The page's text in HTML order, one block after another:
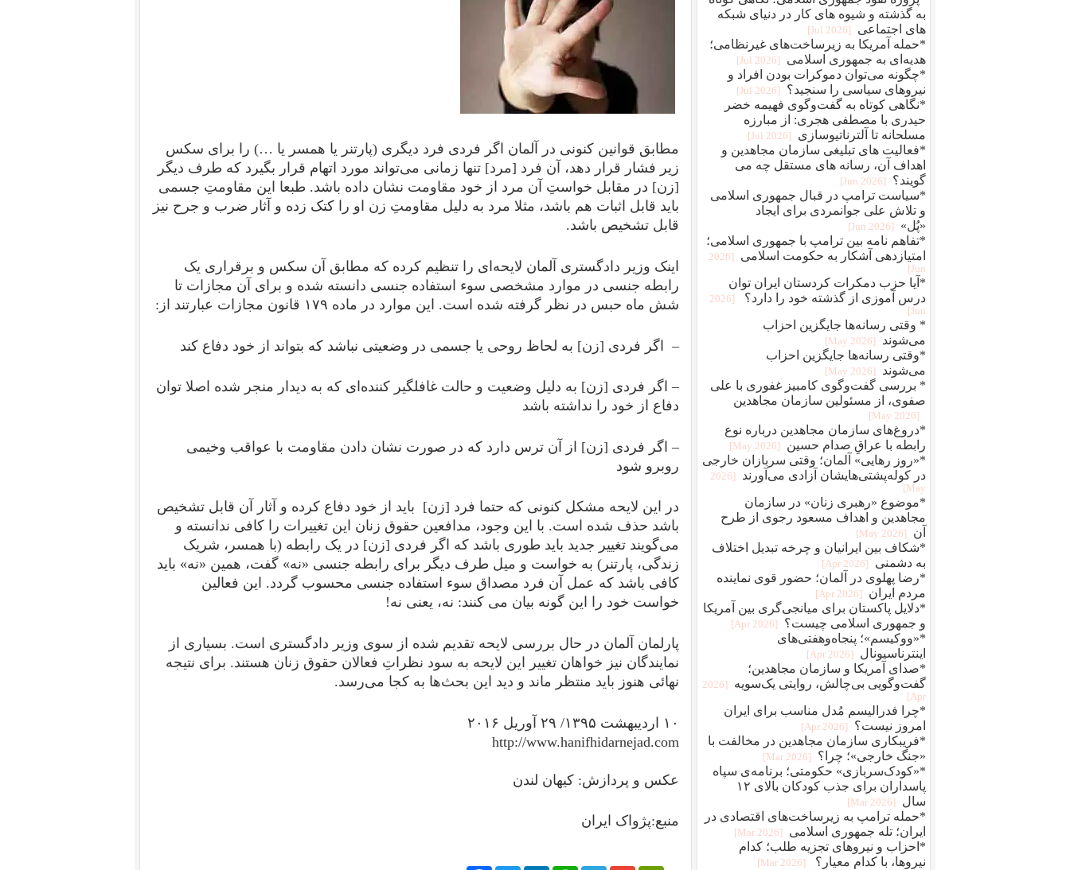
مطابق قوانین کنونی در آلمان اگر فردی فرد دیگری (پارتنر یا همسر یا …) را برای سکس
زیر فشار قرار دهد، آن فرد [مرد] تنها زمانی می‌تواند مورد اتهام قرار بگیرد که طرف دیگر
[زن] در مقابل خواستِ آن مرد از خود مقاومت نشان داده باشد. طبعا این مقاومتِ جسمی
باید قابل اثبات هم باشد، مثلا مرد به دلیل مقاومتِ زن او را کتک زده و آثار ضرب و جرح نیز
قابل تشخیص باشد.
اینک وزیر دادگستری آلمان لایحه‌ای را تنظیم کرده که مطابق آن سکس و برقراری یک
رابطه جنسی در موارد مشخصی سوء استفاده جنسی دانسته شده و برای آن مجازات تا
شش ماه حبس در نظر گرفته شده است. این موارد در ماده ۱۷۹ قانون مجازات عبارتند از:
– اگر فردی [زن] به لحاظ روحی یا جسمی در وضعیتی نباشد که بتواند از خود دفاع کند
– اگر فردی [زن] به دلیل وضعیت و حالت غافلگیر کننده‌ای که به دیدار منجر شده اصلا توان
دفاع از خود را نداشته باشد
– اگر فردی [زن] از آن ترس دارد که در صورت نشان دادن مقاومت با عواقب وخیمی
روبرو شود
در این لایحه مشکل کنونی که حتما فرد [زن] باید از خود دفاع کرده و آثار آن قابل تشخیص
باشد حذف شده است. با این وجود، مدافعین حقوق زنان این تغییرات را کافی ندانسته و
می‌گویند تغییر جدید باید طوری باشد که اگر فردی [زن] در یک رابطه (با همسر، شریک
زندگی، پارتنر) به خواست و میل طرف دیگر برای رابطه جنسی «نه» گفت، همین «نه» باید
کافی باشد که عمل آن فرد مصداق سوء استفاده جنسی محسوب گردد. این فعالین
خواست خود را این گونه بیان می کنند: نه، یعنی نه!
پارلمان آلمان در حال بررسی لایحه تقدیم شده از سوی وزیر دادگستری است. بسیاری از
نمایندگان نیز خواهان تغییر این لایحه به سود نظراتِ فعالان حقوق زنان هستند. برای نتیجه
نهائی هنوز باید منتظر ماند و دید این بحث‌ها به کجا می‌رسد.
۱۰ اردیبهشت ۱۳۹۵/ ۲۹ آوریل ۲۰۱۶
http://www.hanifhidarnejad.com
عکس و پردازش: کیهان لندن
منبع:پژواک ایران
به گذشته و شیوه های کار در دنیای شبکه
های اجتماعی
[2026 Jul]
*حمله آمریکا به زیرساخت‌های غیرنظامی؛
هدیه‌ای به جمهوری اسلامی
[2026 Jul]
*چگونه می‌توان دموکرات بودن افراد و
نیروهای سیاسی را سنجید؟
[2026 Jul]
*نگاهی کوتاه به گفت‌وگوی فهیمه خضر
حیدری با مصطفی هجری: از مبارزه
مسلحانه تا آلترناتیوسازی
[2026 Jul]
*فعالیت های تبلیغی سازمان مجاهدین و
اهداف آن، رسانه های مستقل چه می
گویند؟
[2026 Jun]
*سیاست ترامپ در قبال جمهوری اسلامی
و تلاش علی جوانمردی برای ایجاد
«پُل»
[2026 Jun]
*تفاهم نامه بین ترامپ با جمهوری اسلامی؛
امتیازدهی آشکار به حکومت اسلامی
[2026
Jun]
*آیا حزب دمکرات کردستان ایران توان
درس آموزی از گذشته خود را دارد؟
[2026
Jun]
* وقتی رسانه‌ها جایگزین احزاب
می‌شوند
[2026 May]
*وقتی رسانه‌ها جایگزین احزاب
می‌شوند
[2026 May]
* بررسی گفت‌وگوی کامبیز غفوری با علی
صفوی، از مسئولین سازمان مجاهدین
[2026 May]
*دروغ‌های سازمان مجاهدین درباره نوع
رابطه با عراقِ صدام حسین
[2026 May]
*«روز رهایی» آلمان؛ وقتی سربازان خارجی
در کوله‌پشتی‌هایشان آزادی می‌آورند
[2026
May]
*موضوع «رهبری زنان» در سازمان
مجاهدین و اهداف مسعود رجوی از طرح
آن
[2026 May]
*شکاف بین ایرانیان و چرخه تبدیل اختلاف
به دشمنی
[2026 Apr]
*رضا پهلوی در آلمان؛ حضور قوی نماینده
مردم ایران
[2026 Apr]
*دلایل پاکستان برای میانجی‌گری بین آمریکا
و جمهوری اسلامی چیست؟
[2026 Apr]
*«ووکیسم»؛ پنجاه‌وهفتی‌های
اینترناسیونال
[2026 Apr]
*صدای آمریکا و سازمان مجاهدین؛
گفت‌وگویی بی‌چالش، روایتی یک‌سویه
[2026
Apr]
*چرا فدرالیسم مُدل مناسب برای ایران
امروز نیست؟
[2026 Apr]
*فریبکاری سازمان مجاهدین در مخالفت با
«جنگ خارجی»؛ چرا؟
[2026 Mar]
*«کودک‌سربازی» حکومتی؛ برنامه‌ی سپاه
پاسداران برای جذب کودکان بالای ۱۲
سال
[2026 Mar]
*حمله ترامپ به زیرساخت‌های اقتصادی در
ایران؛ تله جمهوری اسلامی
[2026 Mar]
*احزاب و نیروهای تجزیه طلب؛ کدام
نیروها، با کدام معیار؟
[2026 Mar]